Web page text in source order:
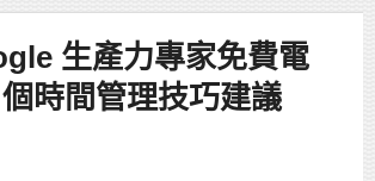
生產力專家免費電
時間管理技巧建議